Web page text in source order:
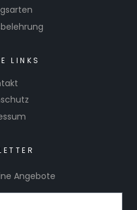
LINKS
Angebote